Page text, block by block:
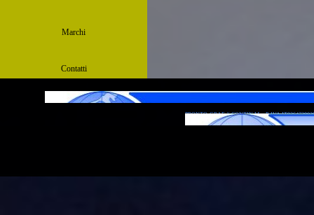
Marchi
Contatti
PRONTO-GRAF di CONTIN M. - P. IVA